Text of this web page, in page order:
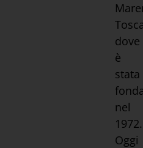
dove
è
stata
nel
1972.
Oggi